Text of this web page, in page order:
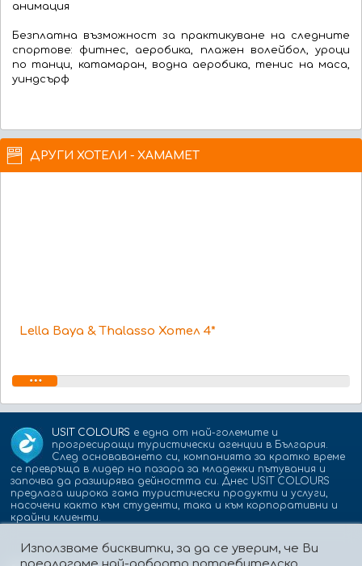
анимация
Безплатна възможност за практикуване на следните
спортове: фитнес, аеробика, плажен волейбол, уроци
по танци, катамаран, водна аеробика, тенис на маса,
уиндсърф
ДРУГИ ХОТЕЛИ - ХАМАМЕТ
Lella Baya & Thalasso Хотел 4*
USIT COLOURS е една от най-големите и
прогресиращи туристически агенции в България.
След основаването си, компанията за кратко време
се превръща в лидер на пазара за младежки пътувания и
започва да разширява дейността си. Днес USIT COLOURS
предлага широка гама туристически продукти и услуги,
насочени както към студенти, така и към корпоративни и
крайни клиенти.
Използваме бисквитки, за да се уверим, че Ви